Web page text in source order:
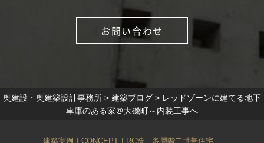
お問い合わせ
奥建設・奥建築設計事務所 > 建築ブログ > レッドゾーンに建てる地下
車庫のある家＠大磯町～内装工事へ
建築実例 ｜ CONCEPT ｜ RC造 ｜ 多層階二世帯住宅 ｜